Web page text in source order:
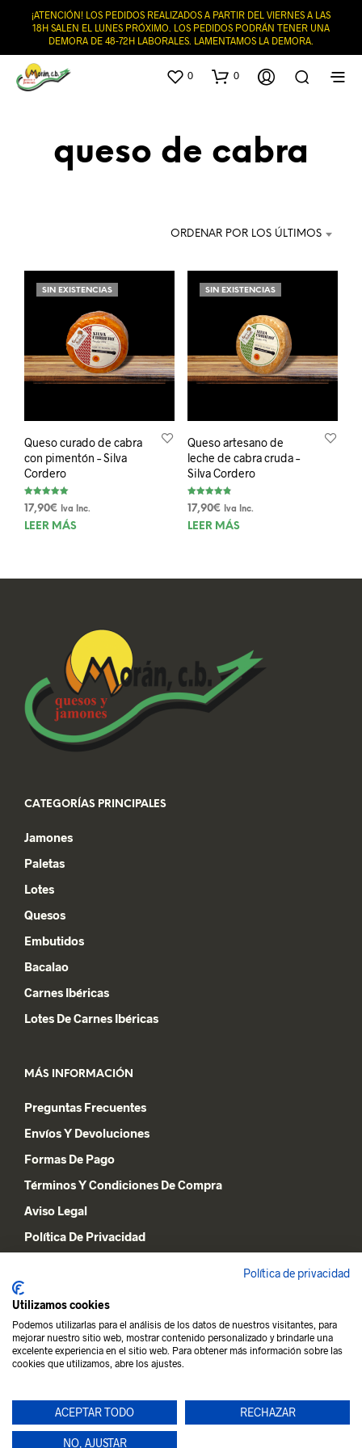
¡ATENCIÓN! LOS PEDIDOS REALIZADOS A PARTIR DEL VIERNES A LAS
18H SALEN EL LUNES PRÓXIMO. LOS PEDIDOS PODRÁN TENER UNA
DEMORA DE 48-72H LABORALES. LAMENTAMOS LA DEMORA.
0 0
queso de cabra
ORDENAR POR LOS ÚLTIMOS
SIN EXISTENCIAS
Queso curado de cabra
con pimentón – Silva
Cordero
Valorado con
5.00
17,90€ Iva Inc.
LEER MÁS
SIN EXISTENCIAS
Queso artesano de
leche de cabra cruda –
Silva Cordero
Valorado
con
de 5
17,90€ Iva Inc.
LEER MÁS
CATEGORÍAS PRINCIPALES
Jamones
Paletas
Lotes
Quesos
Embutidos
Bacalao
Carnes Ibéricas
Lotes De Carnes Ibéricas
MÁS INFORMACIÓN
Preguntas Frecuentes
Envíos Y Devoluciones
Formas De Pago
Términos Y Condiciones De Compra
Aviso Legal
Política De Privacidad
Lista De Deseos
Mi Cuenta
Política de privacidad
Utilizamos cookies
Podemos utilizarlas para el análisis de los datos de nuestros visitantes, para
mejorar nuestro sitio web, mostrar contenido personalizado y brindarle una
excelente experiencia en el sitio web. Para obtener más información sobre las
cookies que utilizamos, abre los ajustes.
ACEPTAR TODO RECHAZAR
NO, AJUSTAR